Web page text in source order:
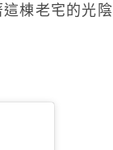
棟老宅的光陰